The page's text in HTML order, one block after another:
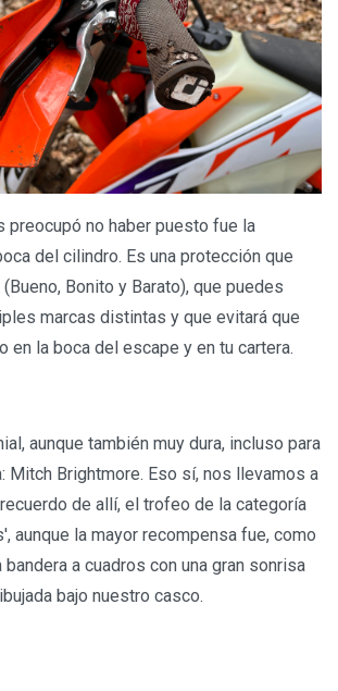
preocupó no haber puesto fue la
del cilindro. Es una protección que
Bonito y Barato), que puedes
marcas distintas y que evitará que
en la boca del escape y en tu cartera.
aunque también muy dura, incluso para
Mitch Brightmore. Eso sí, nos llevamos a
de allí, el trofeo de la categoría
aunque la mayor recompensa fue, como
a cuadros con una gran sonrisa
bajo nuestro casco.